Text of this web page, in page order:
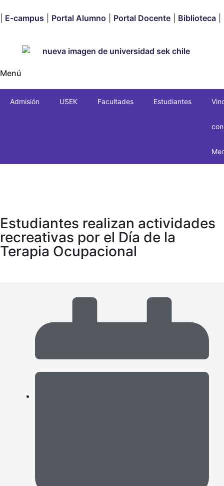
E-campus Portal Alumno Portal Docente Biblioteca
Menú
Admisión USEK Facultades Estudiantes
Estudiantes realizan actividades
recreativas por el Día de la
Terapia Ocupacional